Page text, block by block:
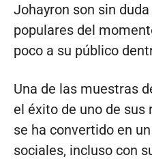
Johayron son sin
populares del
poco a su público
Una de las muestras
el éxito de uno de sus
se ha convertido en
sociales, incluso con